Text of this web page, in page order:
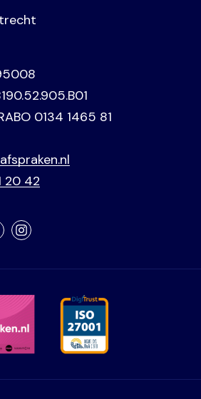
0134 1465 81
20 42
Instagram